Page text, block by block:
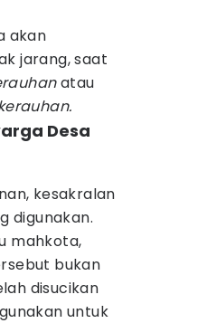
akan
jarang, saat
atau
Desa
kesakralan
digunakan.
mahkota,
bukan
disucikan
untuk